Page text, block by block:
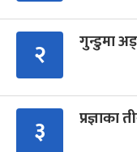
२ गुन्डुमा
३